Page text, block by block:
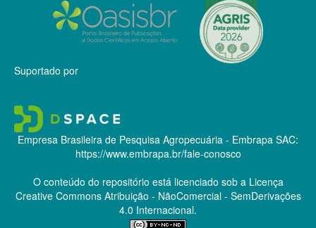
Suportado por
Empresa Brasileira de Pesquisa Agropecuária - Embrapa SAC:
https://www.embrapa.br/fale-conosco
O conteúdo do repositório está licenciado sob a Licença
Creative CommonsAtribuição - NãoComercial - SemDerivações
4.0 Internacional.